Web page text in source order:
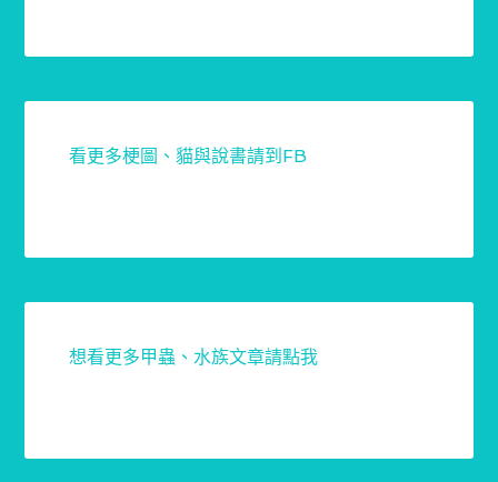
看更多梗圖、貓與說書請到FB
想看更多甲蟲、水族文章請點我